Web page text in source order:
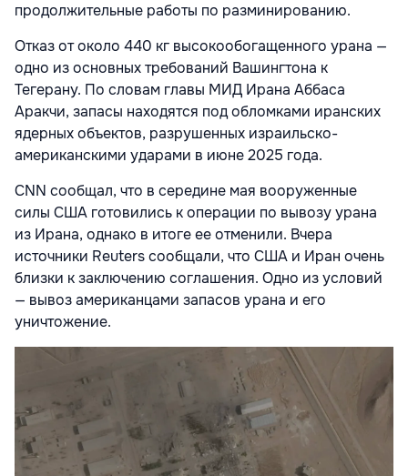
продолжительные работы по разминированию.
Отказ от около 440 кг высокообогащенного урана —
одно из основных требований Вашингтона к
Тегерану. По словам главы МИД Ирана Аббаса
Аракчи, запасы находятся под обломками иранских
ядерных объектов, разрушенных израильско-
американскими ударами в июне 2025 года.
CNN сообщал, что в середине мая вооруженные
силы США готовились к операции по вывозу урана
из Ирана, однако в итоге ее отменили. Вчера
источники Reuters сообщали, что США и Иран очень
близки к заключению соглашения. Одно из условий
— вывоз американцами запасов урана и его
уничтожение.